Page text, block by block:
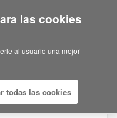
States?
Products we sell in
las cookies
al usuario una mejor
todas las cookies